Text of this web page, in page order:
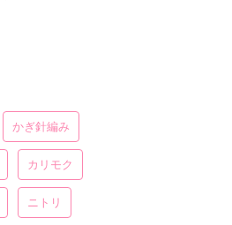
かぎ針編み
カリモク
ニトリ